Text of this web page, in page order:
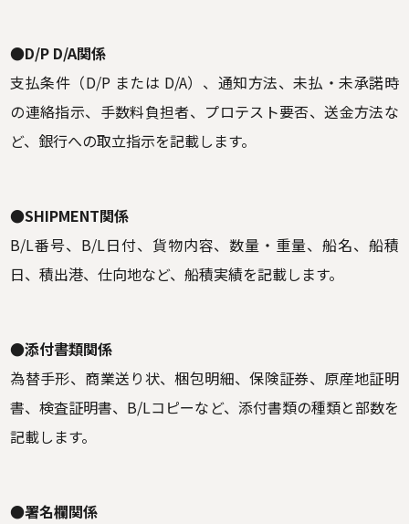
●D/P D/A関係
支払条件（D/P または D/A）、通知方法、未払・未承諾時
の連絡指示、手数料負担者、プロテスト要否、送金方法な
ど、銀行への取立指示を記載します。
●SHIPMENT関係
B/L番号、B/L日付、貨物内容、数量・重量、船名、船積
日、積出港、仕向地など、船積実績を記載します。
●添付書類関係
為替手形、商業送り状、梱包明細、保険証券、原産地証明
書、検査証明書、B/Lコピーなど、添付書類の種類と部数を
記載します。
●署名欄関係